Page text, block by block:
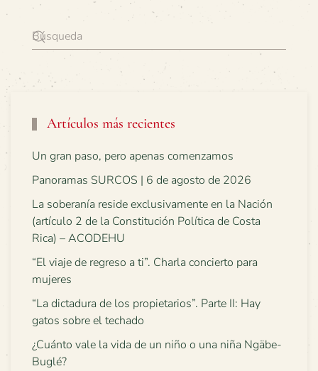
Artículos más recientes
Un gran paso, pero apenas comenzamos
Panoramas SURCOS | 6 de agosto de 2026
La soberanía reside exclusivamente en la Nación
(artículo 2 de la Constitución Política de Costa
Rica) – ACODEHU
“El viaje de regreso a ti”. Charla concierto para
mujeres
“La dictadura de los propietarios”. Parte II: Hay
gatos sobre el techado
¿Cuánto vale la vida de un niño o una niña Ngäbe-
Buglé?